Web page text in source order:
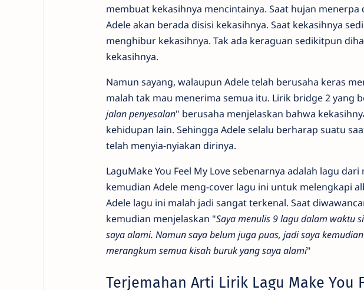
membuat kekasihnya mencintainya. Saat hujan
Adele akan berada disisi kekasihnya. Saat kekasihnya
menghibur kekasihnya. Tak ada keraguan sedikitpun
kekasihnya.
Namun sayang, walaupun Adele telah berusaha keras
malah tak mau menerima semua itu. Lirik bridge 2 yang
jalan penyesalan" berusaha menjelaskan bahwa
kehidupan lain. Sehingga Adele selalu berharap suatu
telah menyia-nyiakan dirinya.
LaguMake You Feel My Love sebenarnya adalah lagu
kemudian Adele meng-cover lagu ini untuk melengkapi
Adele lagu ini malah jadi sangat terkenal. Saat
kemudian menjelaskan "Saya menulis 9 lagu dalam waktu
saya alami. Namun saya belum juga puas, jadi saya
merangkum semua kisah buruk yang saya alami"
Terjemahan Arti Lirik Lagu Make You